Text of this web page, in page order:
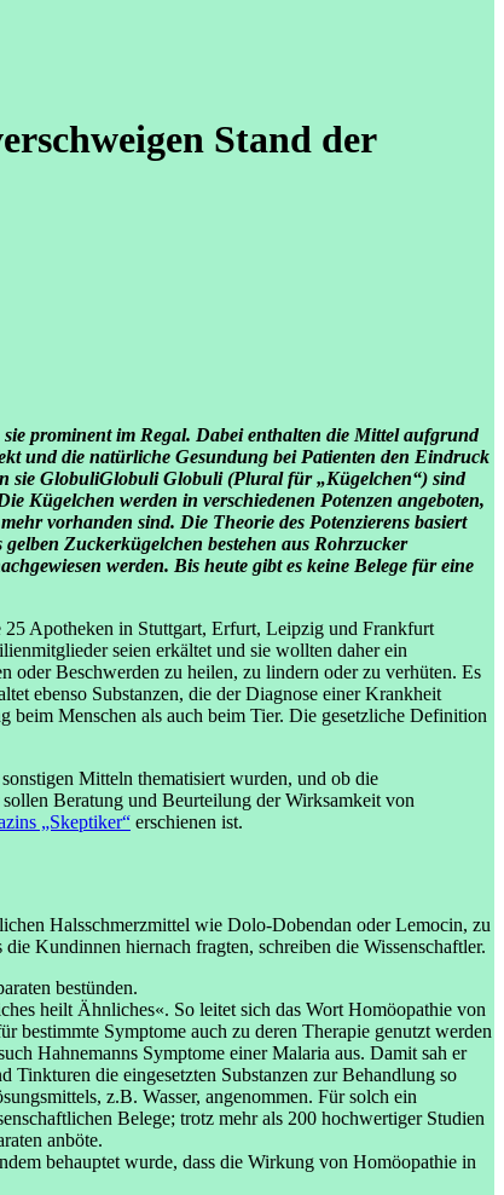
Stand der
prominent im Regal. Dabei enthalten die Mittel aufgrund
und die natürliche Gesundung bei Patienten den Eindruck
sie GlobuliGlobuli Globuli (Plural für „Kügelchen“) sind
Kügelchen werden in verschiedenen Potenzen angeboten,
vorhanden sind. Die Theorie des Potenzierens basiert
Zuckerkügelchen bestehen aus Rohrzucker
werden. Bis heute gibt es keine Belege für eine
Apotheken in Stuttgart, Erfurt, Leipzig und Frankfurt
seien erkältet und sie wollten daher ein
Beschwerden zu heilen, zu lindern oder zu verhüten. Es
ebenso Substanzen, die der Diagnose einer Krankheit
Menschen als auch beim Tier. Die gesetzliche Definition
Mitteln thematisiert wurden, und ob die
Beratung und Beurteilung der Wirksamkeit von
„Skeptiker“ erschienen ist.
Halsschmerzmittel wie Dolo-Dobendan oder Lemocin, zu
Kundinnen hiernach fragten, schreiben die Wissenschaftler.
bestünden.
heilt Ähnliches«. So leitet sich das Wort Homöopathie von
bestimmte Symptome auch zu deren Therapie genutzt werden
Hahnemanns Symptome einer Malaria aus. Damit sah er
die eingesetzten Substanzen zur Behandlung so
z.B. Wasser, angenommen. Für solch ein
Belege; trotz mehr als 200 hochwertiger Studien
anböte.
behauptet wurde, dass die Wirkung von Homöopathie in